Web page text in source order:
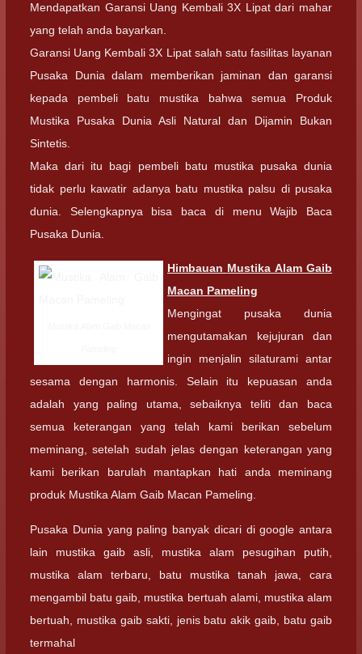
Mendapatkan Garansi Uang Kembali 3X Lipat dari mahar
yang telah anda bayarkan.
Garansi Uang Kembali 3X Lipat salah satu fasilitas layanan
Pusaka Dunia dalam memberikan jaminan dan garansi
kepada pembeli batu mustika bahwa semua Produk
Mustika Pusaka Dunia Asli Natural dan Dijamin Bukan
Sintetis.
Maka dari itu bagi pembeli batu mustika pusaka dunia
tidak perlu kawatir adanya batu mustika palsu di pusaka
dunia. Selengkapnya bisa baca di menu Wajib Baca
Pusaka Dunia.
Himbauan Mustika Alam Gaib
Macan Pameling
Mengingat pusaka dunia
mengutamakan kejujuran dan
ingin menjalin silaturami antar
sesama dengan harmonis. Selain itu kepuasan anda
adalah yang paling utama, sebaiknya teliti dan baca
semua keterangan yang telah kami berikan sebelum
meminang, setelah sudah jelas dengan keterangan yang
kami berikan barulah mantapkan hati anda meminang
produk Mustika Alam Gaib Macan Pameling.
Pusaka Dunia yang paling banyak dicari di google antara
lain mustika gaib asli, mustika alam pesugihan putih,
mustika alam terbaru, batu mustika tanah jawa, cara
mengambil batu gaib, mustika bertuah alami, mustika alam
bertuah, mustika gaib sakti, jenis batu akik gaib, batu gaib
termahal